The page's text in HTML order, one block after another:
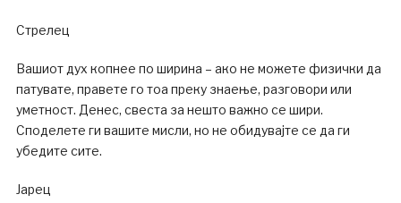
Стрелец
Вашиот дух копнее по ширина – ако не можете физички да
патувате, правете го тоа преку знаење, разговори или
уметност. Денес, свеста за нешто важно се шири.
Споделете ги вашите мисли, но не обидувајте се да ги
убедите сите.
Јарец